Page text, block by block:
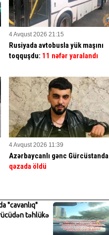
4 Avqust 2026 21:15
Rusiyada avtobusla yük maşını
toqquşdu: 11 nəfər yaralandı
4 Avqust 2026 11:39
Azərbaycanlı gənc Gürcüstanda
qəzada öldü